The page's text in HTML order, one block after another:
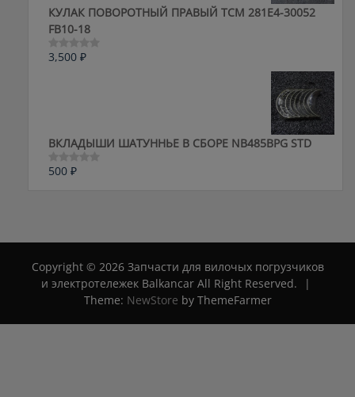
КУЛАК ПОВОРОТНЫЙ ПРАВЫЙ ТСМ 281E4-30052
FB10-18
Оценка
3,500 ₽
ВКЛАДЫШИ ШАТУННЬЕ В СБОРЕ NB485BPG STD
Оценка
500 ₽
Copyright © 2026 Запчасти для вилочых погрузчиков
и электротележек Balkancar All Right Reserved.
|
Theme: NewStore by ThemeFarmer